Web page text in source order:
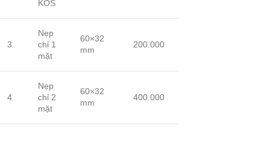
KOS
3
Nẹp
chỉ 1
mặt
60×32
mm
200.000
4
Nẹp
chỉ 2
mặt
60×32
mm
400.000